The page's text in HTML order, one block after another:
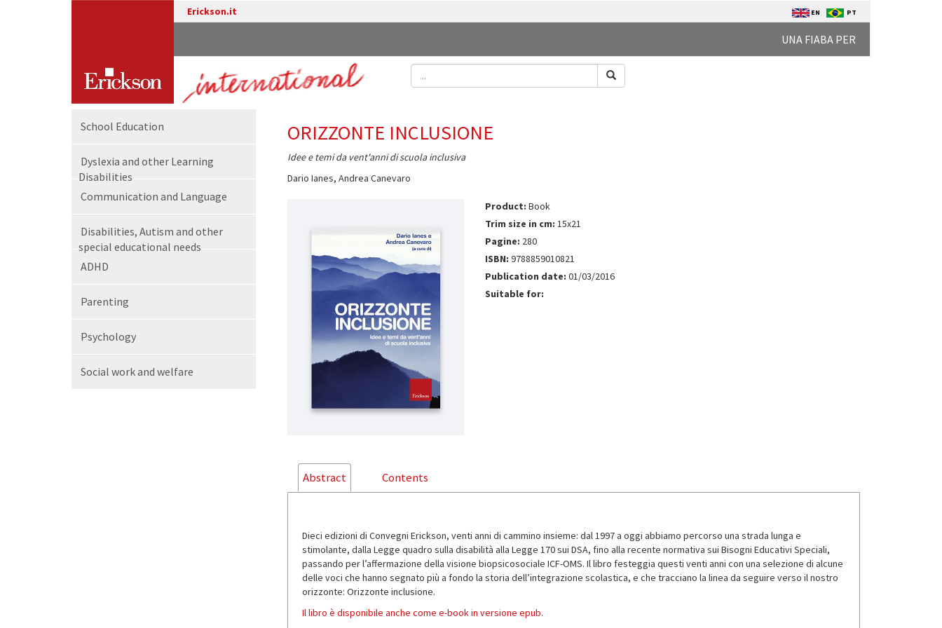
Erickson.it EN PT
UNA FIABA PER
School Education
Dyslexia and other Learning
Disabilities
Communication and Language
Disabilities, Autism and other
special educational needs
ADHD
Parenting
Psychology
Social work and welfare
ORIZZONTE INCLUSIONE
Idee e temi da vent'anni di scuola inclusiva
Dario Ianes, Andrea Canevaro
Product: Book
Trim size in cm: 15x21
Pagine: 280
ISBN: 9788859010821
Publication date: 01/03/2016
Suitable for:
Abstract Contents
Dieci edizioni di Convegni Erickson, venti anni di cammino insieme: dal 1997 a oggi abbiamo percorso una strada lunga e
stimolante, dalla Legge quadro sulla disabilità alla Legge 170 sui DSA, fino alla recente normativa sui Bisogni Educativi Speciali,
passando per l’affermazione della visione biopsicosociale ICF-OMS. Il libro festeggia questi venti anni con una selezione di alcune
delle voci che hanno segnato più a fondo la storia dell’integrazione scolastica, e che tracciano la linea da seguire verso il nostro
orizzonte: Orizzonte inclusione.
Il libro è disponibile anche come e-book in versione epub.